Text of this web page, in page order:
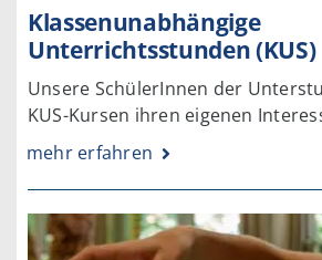
Klassenunabhängige
Unterrichtsstunden (KUS)
Unsere SchülerInnen der
KUS-Kursen ihren eigenen
mehr erfahren